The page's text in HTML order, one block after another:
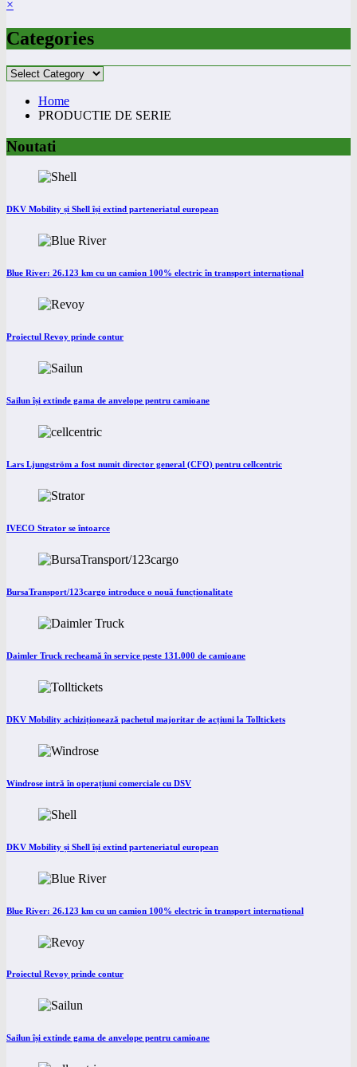
×
Categories
Categories
Home
PRODUCTIE DE SERIE
Noutati
DKV Mobility și Shell își extind parteneriatul european
Blue River: 26.123 km cu un camion 100% electric în transport internațional
Proiectul Revoy prinde contur
Sailun își extinde gama de anvelope pentru camioane
Lars Ljungström a fost numit director general (CFO) pentru cellcentric
IVECO Strator se întoarce
BursaTransport/123cargo introduce o nouă funcționalitate
Daimler Truck recheamă în service peste 131.000 de camioane
DKV Mobility achiziționează pachetul majoritar de acțiuni la Tolltickets
Windrose intră în operațiuni comerciale cu DSV
DKV Mobility și Shell își extind parteneriatul european
Blue River: 26.123 km cu un camion 100% electric în transport internațional
Proiectul Revoy prinde contur
Sailun își extinde gama de anvelope pentru camioane